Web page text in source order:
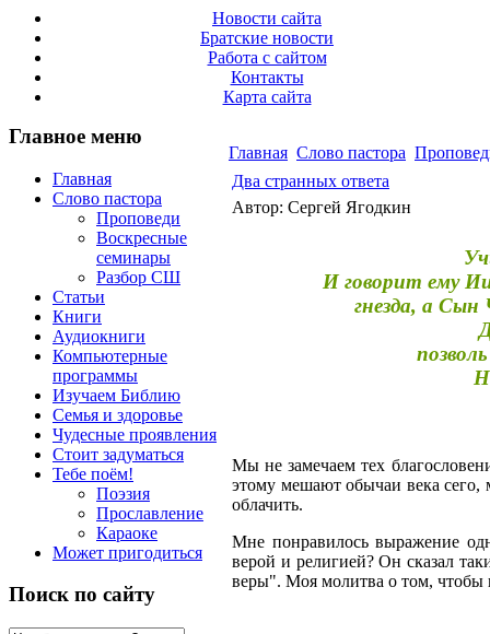
Новости сайта
Братские новости
Работа с сайтом
Контакты
Карта сайта
Главное меню
Главная
Слово пастора
Проповеди
Воскресные
семинары
Разбор СШ
Статьи
Книги
Аудиокниги
Компьютерные
программы
Изучаем Библию
Семья и здоровье
Чудесные проявления
Стоит задуматься
Тебе поём!
Поэзия
Прославление
Караоке
Может пригодиться
Поиск по сайту
Главная Слово пастора
Два странных ответа
Автор: Сергей Ягодкин
И говорит ему
гнезда, а Сын
Мы не замечаем тех
этому мешают обычаи века сего,
облачить.
Мне понравилось выражение
верой и религией? Он сказал
веры". Моя молитва о том, чтобы